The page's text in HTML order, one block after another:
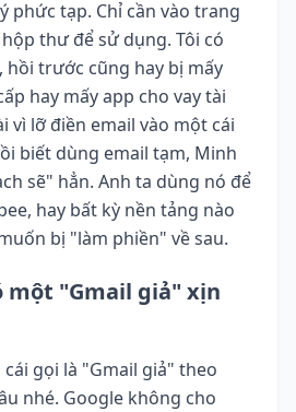
phức tạp. Chỉ cần vào trang
thư để sử dụng. Tôi có
hồi trước cũng hay bị mấy
hay mấy app cho vay tài
vì lỡ điền email vào một cái
biết dùng email tạm, Minh
sẽ" hẳn. Anh ta dùng nó để
hay bất kỳ nền tảng nào
bị "làm phiền" về sau.
một "Gmail giả" xịn
gọi là "Gmail giả" theo
nhé. Google không cho